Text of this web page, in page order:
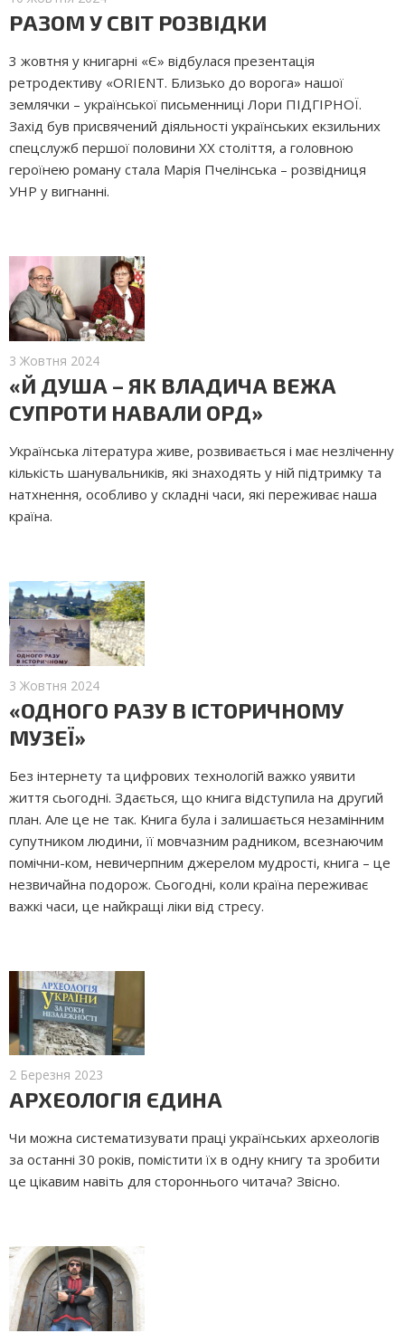
РАЗОМ У СВІТ РОЗВІДКИ
3 жовтня у книгарні «Є» відбулася презентація
ретродективу «ORIENT. Близько до ворога» нашої
землячки – української письменниці Лори ПІДГІРНОЇ.
Захід був присвячений діяльності українських екзильних
спецслужб першої половини ХХ століття, а головною
героїнею роману стала Марія Пчелінська – розвідниця
УНР у вигнанні.
3 Жовтня 2024
«Й ДУША – ЯК ВЛАДИЧА ВЕЖА
СУПРОТИ НАВАЛИ ОРД»
Українська література живе, розвивається і має незліченну
кількість шанувальників, які знаходять у ній підтримку та
нат­хнення, особливо у складні часи, які переживає наша
країна.
3 Жовтня 2024
«ОДНОГО РАЗУ В ІСТОРИЧНОМУ
МУЗЕЇ»
Без інтернету та цифрових технологій важко уявити
життя сьогодні. Здається, що книга відступила на другий
план. Але це не так. Книга була і залишається незамінним
супутником людини, її мовчазним радником, всезнаючим
помічни­-ком, невичерпним джерелом мудрості, книга – це
незвичайна подорож. Сьогодні, коли країна переживає
важкі часи, це найкращі ліки від стресу.
2 Березня 2023
АРХЕОЛОГІЯ ЄДИНА
Чи можна систематизувати праці українських археологів
за останні 30 років, помістити їх в одну книгу та зробити
це цікавим навіть для стороннього читача? Звісно.